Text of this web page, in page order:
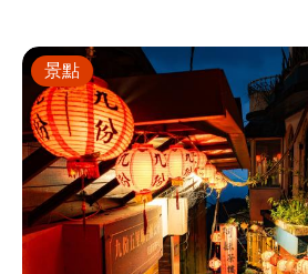
景點